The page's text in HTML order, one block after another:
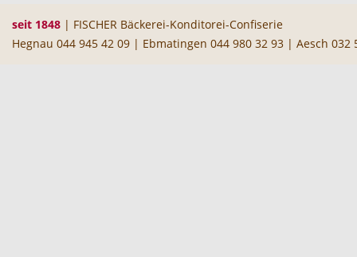
seit 1848 | FISCHER Bäckerei-Konditorei-Confiserie
Hegnau 044 945 42 09 | Ebmatingen 044 980 32 93 | Aesch 032